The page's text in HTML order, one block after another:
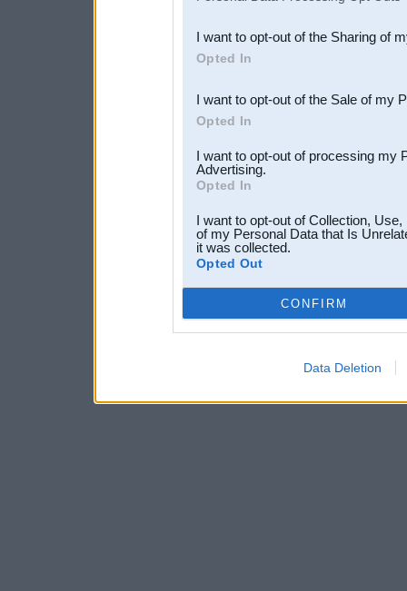
Downstream Participants
third parties.
I want to opt-out of the Sharing of
Opted In
I want to opt-out of the Sale of my
Opted In
I want to opt-out of processing my
Advertising.
Opted In
I want to opt-out of Collection,
of my Personal Data that Is
it was collected.
Opted Out
CONFIRM
Data Deletion